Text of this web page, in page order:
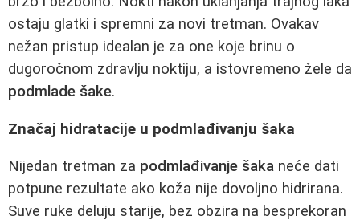
ostaju glatki i spremni za novi tretman. Ovakav
nežan pristup idealan je za one koje brinu o
dugoročnom zdravlju noktiju, a istovremeno žele da
podmlade šake.
Značaj hidratacije u podmlađivanju šaka
Nijedan tretman za podmlađivanje šaka neće dati
potpune rezultate ako koža nije dovoljno hidrirana.
Suve ruke deluju starije, bez obzira na besprekoran